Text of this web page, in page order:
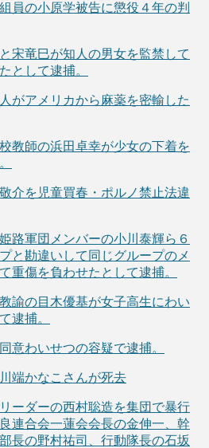
員の小原学被告に懲役４年の判
宋竜巳が知人の男女を監禁して
として逮捕。
がアメリカから麻薬を密輸した
教師の浜田卓幸が少女の下着を
介を児童買春・ポルノ禁止法違
路軍団メンバーの小川泰輝ら６
と勘違いして同じグループのメ
重傷を負わせたとして逮捕。
諭の目木優基が女子高生にわい
逮捕。
意わいせつの容疑で逮捕。
端かなこさんが死去
ーダーの西村聡造を集団で暴行
連合会一蓮会会長の金伸一、幹
長の野村祐司、行動隊長の石坂